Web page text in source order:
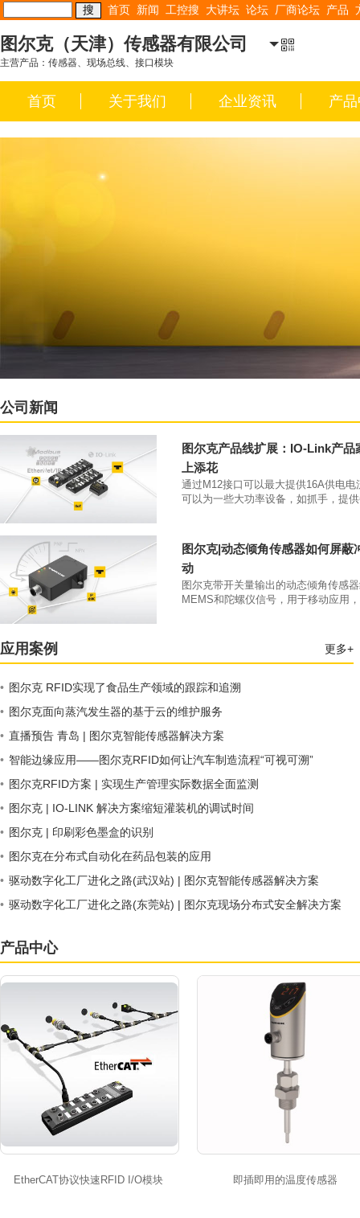
首页 新闻 工控搜 大讲坛 论坛 厂商论坛 产品
图尔克（天津）传感器有限公司
主营产品：传感器、现场总线、接口模块
首页 关于我们 企业资讯 产
公司新闻
图尔克产品线扩展：IO-Link产品
上添花
通过M12接口可以最大提供16A供电电
可以为一些大功率设备，如抓手，提
本体上。
图尔克|动态倾角传感器如何屏蔽
动
图尔克带开关量输出的动态倾角传感
MEMS和陀螺仪信号，用于移动应用
应用案例 更多+
• 图尔克 RFID实现了食品生产领域的跟踪和追溯
• 图尔克面向蒸汽发生器的基于云的维护服务
• 直播预告 青岛 | 图尔克智能传感器解决方案
• 智能边缘应用——图尔克RFID如何让汽车制造流程“可视可溯”
• 图尔克RFID方案 | 实现生产管理实际数据全面监测
• 图尔克 | IO-LINK 解决方案缩短灌装机的调试时间
• 图尔克 | 印刷彩色墨盒的识别
• 图尔克在分布式自动化在药品包装的应用
• 驱动数字化工厂进化之路(武汉站) | 图尔克智能传感器解决方案
• 驱动数字化工厂进化之路(东莞站) | 图尔克现场分布式安全解决方案
产品中心
EtherCAT协议快速RFID I/O模块 即插即用的温度传感器